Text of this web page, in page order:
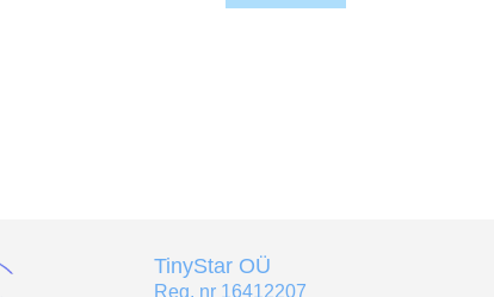
TinyStar OÜ
Reg. nr 16412207